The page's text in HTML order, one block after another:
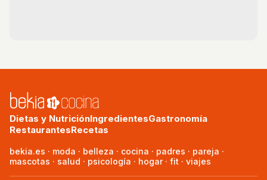
Dietas y NutriciónIngredientesGastronomía
RestaurantesRecetas
bekia.es · moda · belleza · cocina · padres · pareja ·
mascotas · salud · psicología · hogar· fit · viajes